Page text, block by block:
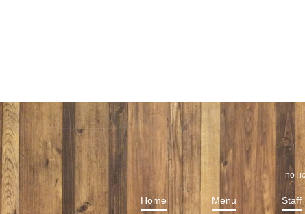
Home Menu Staff